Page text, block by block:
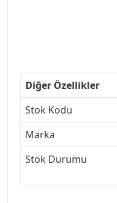
Diğer Özellikler
Stok Kodu
Marka
Stok Durumu